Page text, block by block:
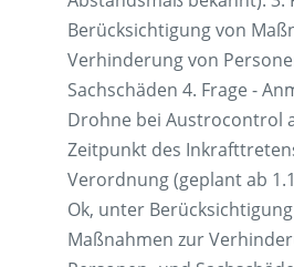
Berücksichtigung von
Verhinderung von
Sachschäden 4. Frage -
Drohne bei Austrocontrol
Zeitpunkt des
Verordnung (geplant ab
Ok, unter
Maßnahmen zur